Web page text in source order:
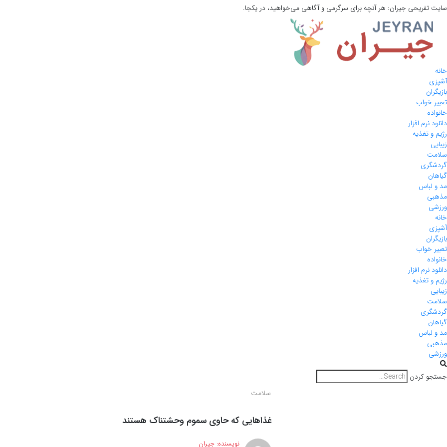
سایت تفریحی جیران: هر آنچه برای سرگرمی و آگاهی می‌خواهید، در یکجا.
خانه
آشپزی
بازیگران
تعبیر خواب
خانواده
دانلود نرم افزار
رژیم و تغذیه
زیبایی
سلامت
گردشگری
گیاهان
مد و لباس
مذهبی
ورزشی
خانه
آشپزی
بازیگران
تعبیر خواب
خانواده
دانلود نرم افزار
رژیم و تغذیه
زیبایی
سلامت
گردشگری
گیاهان
مد و لباس
مذهبی
ورزشی
جستجو کردن
سلامت
غذاهایی که حاوی سموم وحشتناک هستند
نویسنده: جیران